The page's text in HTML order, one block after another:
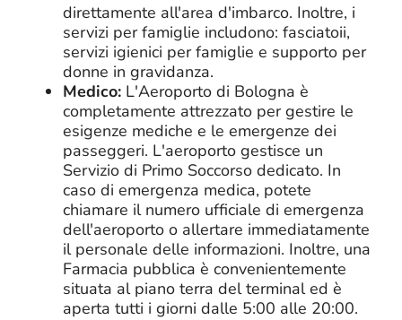
direttamente all'area d'imbarco. Inoltre, i
servizi per famiglie includono: fasciatoii,
servizi igienici per famiglie e supporto per
donne in gravidanza.
Medico: L'Aeroporto di Bologna è
completamente attrezzato per gestire le
esigenze mediche e le emergenze dei
passeggeri. L'aeroporto gestisce un
Servizio di Primo Soccorso dedicato. In
caso di emergenza medica, potete
chiamare il numero ufficiale di emergenza
dell'aeroporto o allertare immediatamente
il personale delle informazioni. Inoltre, una
Farmacia pubblica è convenientemente
situata al piano terra del terminal ed è
aperta tutti i giorni dalle 5:00 alle 20:00.